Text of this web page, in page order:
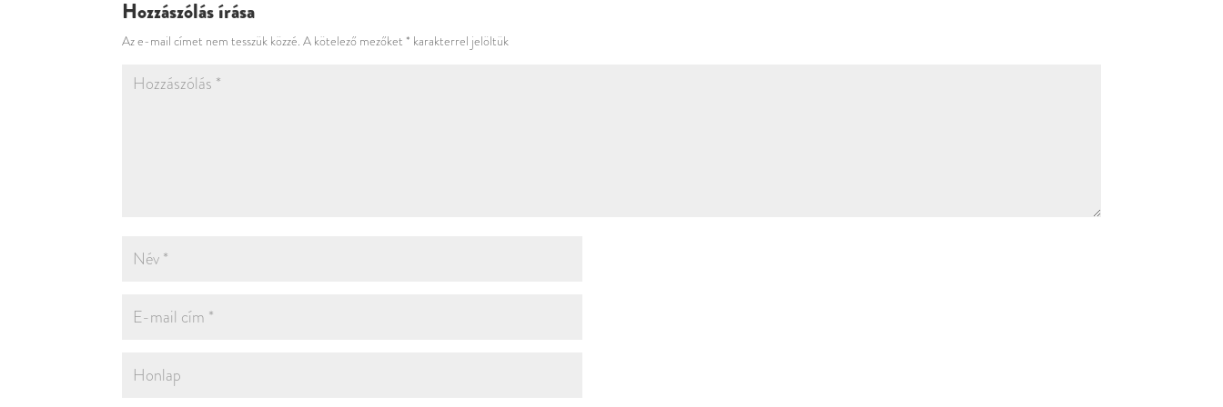
Hozzászólás írása
Az e-mail címet nem tesszük közzé. A kötelező mezőket * karakterrel jelöltük